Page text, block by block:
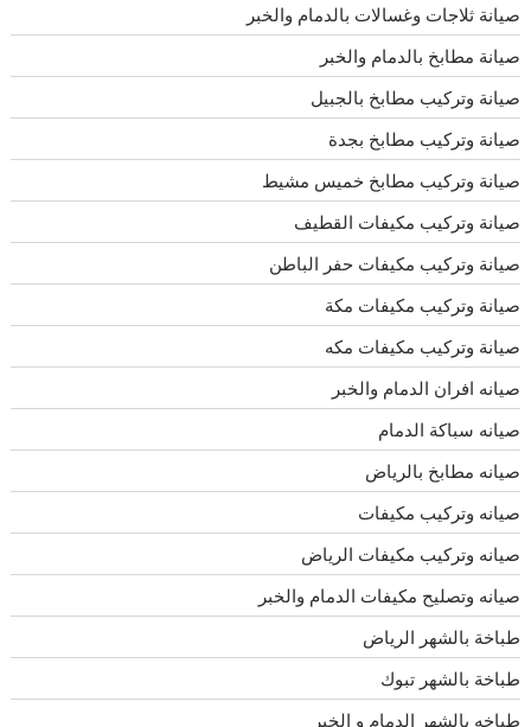
صيانة ثلاجات وغسالات بالدمام والخبر
صيانة مطابخ بالدمام والخبر
صيانة وتركيب مطابخ بالجبيل
صيانة وتركيب مطابخ بجدة
صيانة وتركيب مطابخ خميس مشيط
صيانة وتركيب مكيفات القطيف
صيانة وتركيب مكيفات حفر الباطن
صيانة وتركيب مكيفات مكة
صيانة وتركيب مكيفات مكه
صيانه افران الدمام والخبر
صيانه سباكة الدمام
صيانه مطابخ بالرياض
صيانه وتركيب مكيفات
صيانه وتركيب مكيفات الرياض
صيانه وتصليح مكيفات الدمام والخبر
طباخة بالشهر الرياض
طباخة بالشهر تبوك
طباخه بالشهر الدمام و الخبر